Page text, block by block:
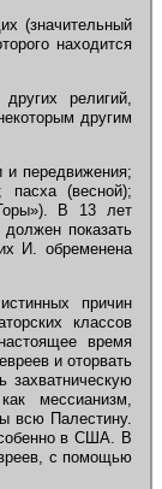
(значительный
находится
религий,
другим
и передвижения;
(весной);
В 13 лет
показать
И. обременена
причин
классов
время
и оторвать
захватническую
мессианизм,
всю Палестину.
в США. В
с помощью